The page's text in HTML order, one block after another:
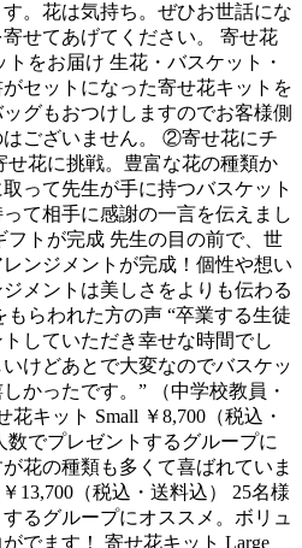
。花は気持ち。ぜひお世話にな
せてあげてください。 寄せ花
をお届け 生花・バスケット・
セットになった寄せ花キットを
グもおつけしますのでお客様側
ございません。 ②寄せ花にチ
せ花に挑戦。豊富な花の種類か
って先生が手に持つバスケット
て相手に感謝の一言を伝えまし
トが完成 先生の目の前で、世
ンジメントが完成！個性や想い
メントは美しさをよりも伝わる
もらわれた方の声 “卒業する生徒
していただき幸せな時間でし
けどあとで大変なのでバスケッ
かったです。” （中学校教員・
キット Small ￥8,700（税込・
数でプレゼントするグループに
花の種類も多くて喜ばれていま
13,700（税込・送料込） 25名様
るグループにオススメ。ボリュ
でます！ 寄せ花キット Large